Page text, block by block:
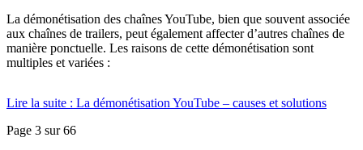
La démonétisation des chaînes YouTube, bien que souvent associée
aux chaînes de trailers, peut également affecter d’autres chaînes de
manière ponctuelle. Les raisons de cette démonétisation sont
multiples et variées :
Lire la suite : La démonétisation YouTube – causes et solutions
Page 3 sur 66